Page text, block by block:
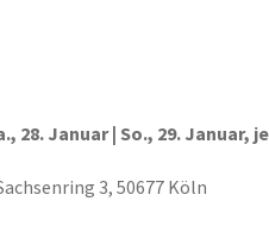
28. Januar | So., 29. Januar,
3, 50677 Köln